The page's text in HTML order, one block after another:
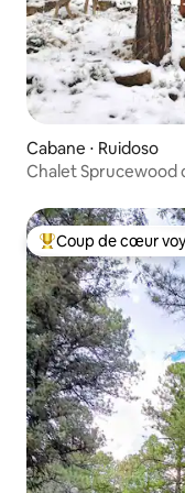
Cabane ⋅ Ruidoso
Chalet Sprucewood dans
Coups de cœur
Coup de cœur